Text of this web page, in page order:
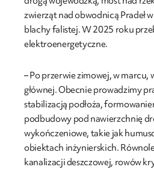
zwierząt nad obwodnicą Pradeł
blachy falistej. W 2025 roku
elektroenergetyczne.
– Po przerwie zimowej, w
głównej. Obecnie prowadzimy
stabilizacją podłoża,
podbudowy pod nawierzchnię
wykończeniowe, takie jak
obiektach inżynierskich.
kanalizacji deszczowej, rowów